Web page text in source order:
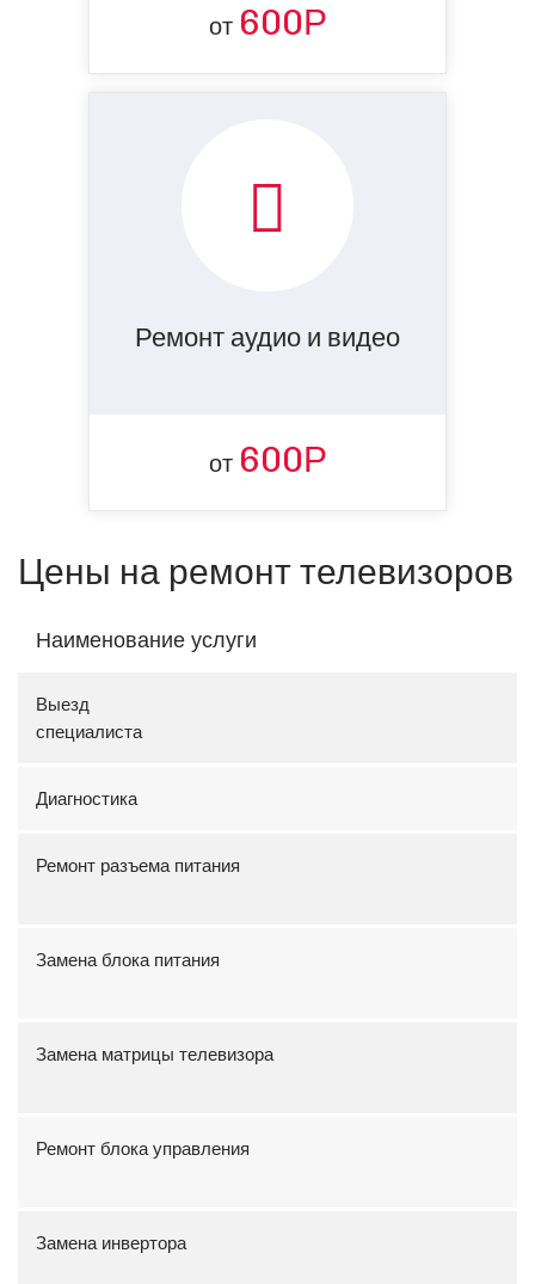
от 600Р
Ремонт аудио и видео
от 600Р
Цены на ремонт телевизоров
Наименование услуги
Выезд
Диагностика
Ремонт разъема питания
Замена блока питания
Замена матрицы телевизора
Ремонт блока управления
Замена инвертора